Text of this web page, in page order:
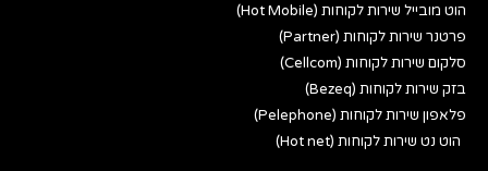
הוט מובייל שירות לקוחות (Hot Mobile)
פרטנר שירות לקוחות (Partner)
סלקום שירות לקוחות (Cellcom)
בזק שירות לקוחות (Bezeq)
פלאפון שירות לקוחות (Pelephone)
הוט נט שירות לקוחות (Hot net)